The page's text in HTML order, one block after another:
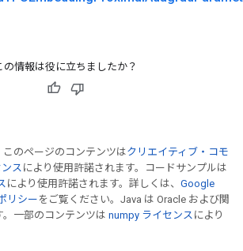
の情報は役に立ちましたか？
のページのコンテンツはクリエイティブ・コモ
ス により使用許諾されます。コードサンプルは
により使用許諾されます。詳しくは、 Google
リシー をご覧ください。Java は Oracle および関
一部のコンテンツは numpy ライセンス により